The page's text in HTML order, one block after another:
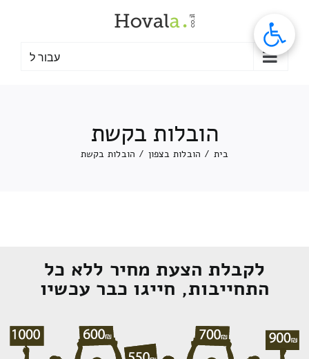
עבור ל
הובלות בקשת
בית / הובלות בצפון / הובלות בקשת
לקבלת הצעת מחיר ללא כל
התחייבות, חייגו כבר עכשיו